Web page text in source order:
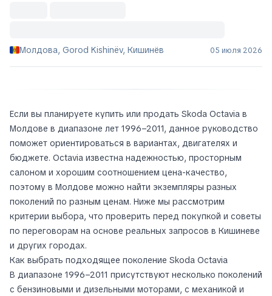
Молдова, Gorod Kishinëv, Кишинёв 05 июля 2026
Если вы планируете купить или продать Skoda Octavia в
Молдове в диапазоне лет 1996–2011, данное руководство
поможет ориентироваться в вариантах, двигателях и
бюджете. Octavia известна надежностью, просторным
салоном и хорошим соотношением цена-качество,
поэтому в Молдове можно найти экземпляры разных
поколений по разным ценам. Ниже мы рассмотрим
критерии выбора, что проверить перед покупкой и советы
по переговорам на основе реальных запросов в Кишиневе
и других городах.
Как выбрать подходящее поколение Skoda Octavia
В диапазоне 1996–2011 присутствуют несколько поколений
с бензиновыми и дизельными моторами, с механикой и